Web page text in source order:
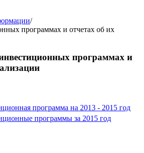
/
программах и отчетах об их
программах и
программа на 2013 - 2015 год
программы за 2015 год